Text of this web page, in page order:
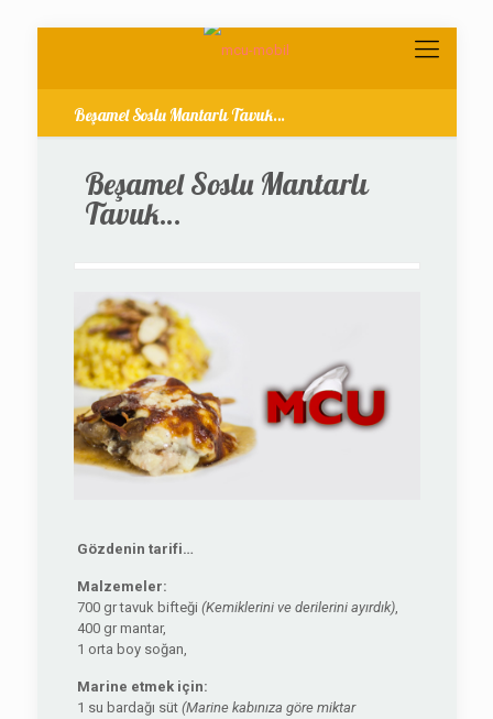
Beşamel Soslu Mantarlı Tavuk…
Beşamel Soslu Mantarlı
Tavuk…
Gözdenin tarifi…
Malzemeler:
700 gr tavuk bifteği (Kemiklerini ve derilerini ayırdık),
400 gr mantar,
1 orta boy soğan,
Marine etmek için:
1 su bardağı süt (Marine kabınıza göre miktar